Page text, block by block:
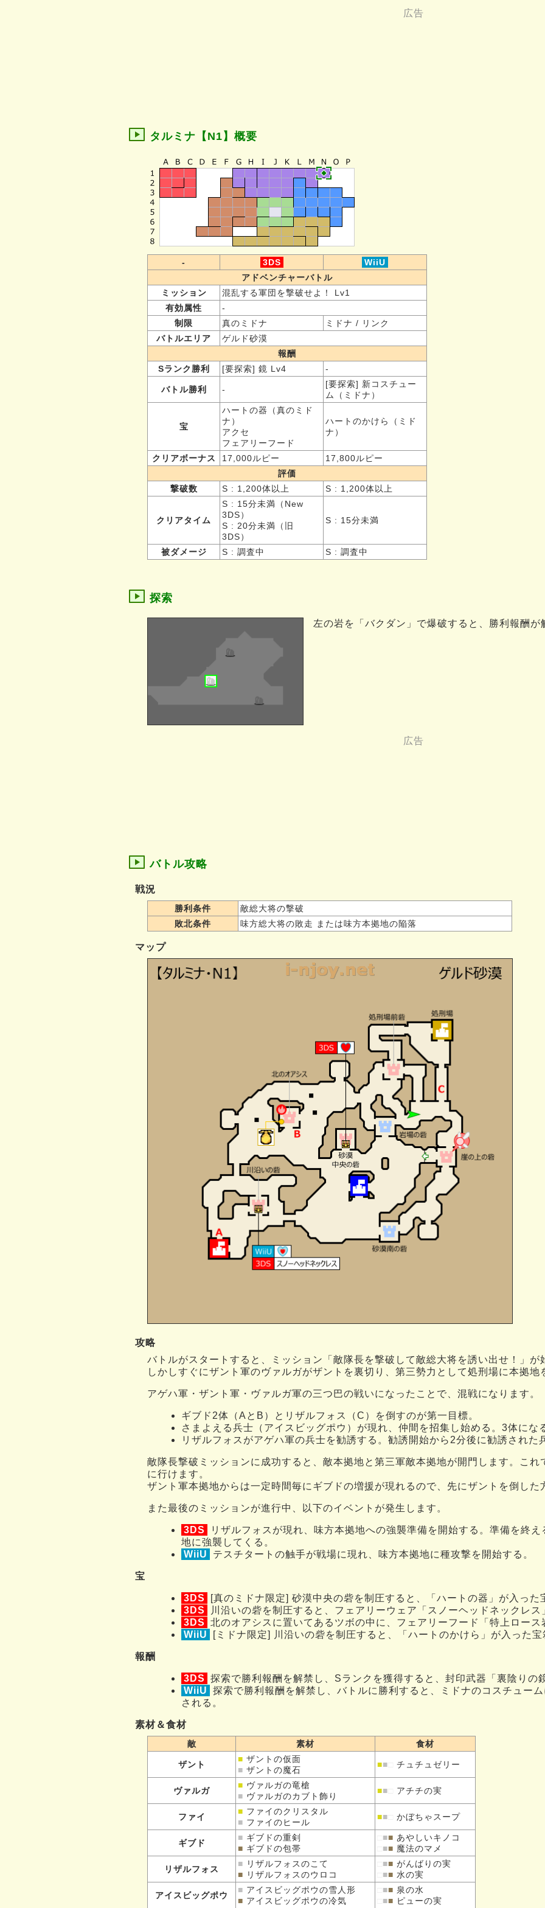
タルミナ【N1】概要
- 3DS
WiiU
アドベンチャーバトル
ミッション
混乱する軍団を撃破せよ！ Lv1
有効属性
-
制限
真のミドナ
ミドナ / リンク
バトルエリア
ゲルド砂漠
報酬
Sランク勝利
[要探索] 鏡 Lv4 -
バトル勝利 -
[要探索] 新コスチュー
ム（ミドナ）
宝
ハートの器（真のミド
ナ）
アクセ
フェアリーフード
ハートのかけら（ミド
ナ）
クリアボーナス 17,000ルピー
17,800ルピー
評価
撃破数
S : 1,200体以上 S : 1,200体以上
クリアタイム
S : 15分未満（New
3DS）
S : 20分未満（旧
3DS）
S : 15分未満
被ダメージ S : 調査中 S : 調査中
探索
左の岩を「バクダン」で爆破すると、勝利報酬が
バトル攻略
戦況
勝利条件
敵総大将の撃破
敗北条件
味方総大将の敗走 または味方本拠地の陥落
マップ
攻略
バトルがスタートすると、ミッション「敵隊長を撃破して敵総大将を誘い出せ！」が
しかしすぐにザント軍のヴァルガがザントを裏切り、第三勢力として処刑場に本拠地
アゲハ軍・ザント軍・ヴァルガ軍の三つ巴の戦いになったことで、混戦になります。
ギブド2体（AとB）とリザルフォス（C）を倒すのが第一目標。
さまよえる兵士（アイスビッグポウ）が現れ、仲間を招集し始める。3体にな
リザルフォスがアゲハ軍の兵士を勧誘する。勧誘開始から2分後に勧誘された
敵隊長撃破ミッションに成功すると、敵本拠地と第三軍敵本拠地が開門します。これ
に行けます。
ザント軍本拠地からは一定時間毎にギブドの増援が現れるので、先にザントを倒した
また最後のミッションが進行中、以下のイベントが発生します。
3DS
リザルフォスが現れ、味方本拠地への強襲準備を開始する。準備を終
地に強襲してくる。
WiiU
テスチタートの触手が戦場に現れ、味方本拠地に種攻撃を開始する。
宝
3DS
[真のミドナ限定] 砂漠中央の砦を制圧すると、「ハートの器」が入った
3DS
川沿いの砦を制圧すると、フェアリーウェア「スノーヘッドネックレス
3DS
北のオアシスに置いてあるツボの中に、フェアリーフード「特上ロース
WiiU
[ミドナ限定] 川沿いの砦を制圧すると、「ハートのかけら」が入った宝
報酬
3DS
探索で勝利報酬を解禁し、Sランクを獲得すると、封印武器「裏陰りの
WiiU
探索で勝利報酬を解禁し、バトルに勝利すると、ミドナのコスチュー
される。
素材＆食材
敵 素材 食材
ザント
■ ザントの仮面
■ ザントの魔石
■■ チュチュゼリー
ヴァルガ
■ ヴァルガの竜槍
■ ヴァルガのカブト飾り
■■ アチチの実
ファイ
■ ファイのクリスタル
■ ファイのヒール
■■ かぼちゃスープ
ギブド
■ ギブドの重剣
■ ギブドの包帯
■■ あやしいキノコ
■■ 魔法のマメ
リザルフォス
■ リザルフォスのこて
■ リザルフォスのウロコ
■■ がんばりの実
■■ 水の実
アイスビッグポウ
■ アイスビッグポウの雪人形
■ アイスビッグポウの冷気
■■ 泉の水
■■ ピューの実